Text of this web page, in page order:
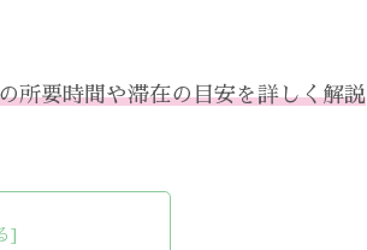
所要時間や滞在の目安を詳しく解説